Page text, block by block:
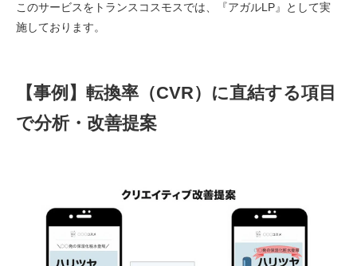
このサービスをトランスコスモスでは、『アガルLP』として実
施しております。
【事例】転換率（CVR）に直結する項目
で分析・改善提案